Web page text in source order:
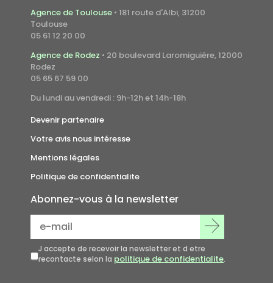
Agence de Toulouse • 181 route d'Albi, 31200
Toulouse
05 61 12 20 00
Agence de Rodez • 20 boulevard Laromiguière, 12000
Rodez
05 65 67 59 00
Du lundi au vendredi : 9h-12h et 14h-18h
Devenir partenaire
Votre avis nous intéresse
Mentions légales
Politique de confidentialite
Abonnez-vous à la newsletter
J accepte de recevoir la newsletter et d etre
recontacte selon la politique de confidentialite.